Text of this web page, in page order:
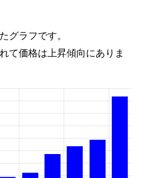
グラフです。
て価格は上昇傾向にありま